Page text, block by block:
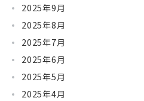
2025年9月
2025年8月
2025年7月
2025年6月
2025年5月
2025年4月